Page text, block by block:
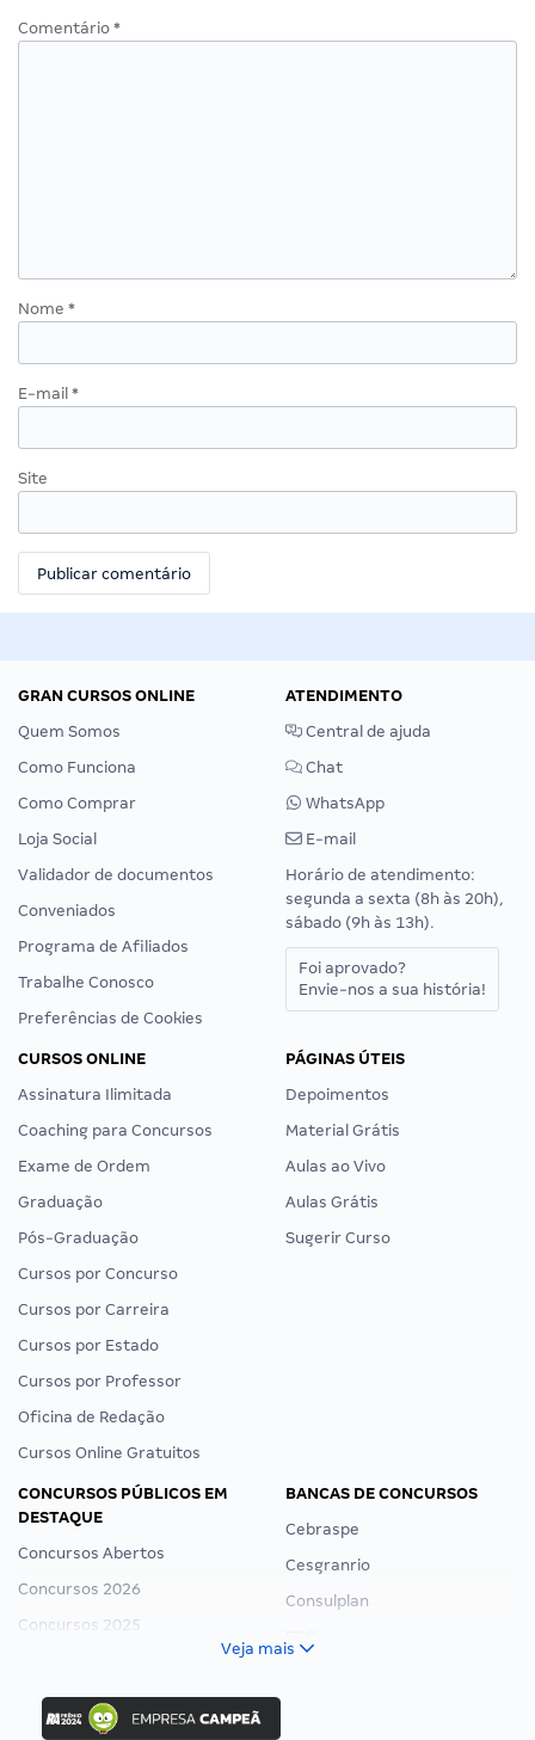
Comentário *
Nome *
E-mail *
Site
GRAN CURSOS ONLINE
Quem Somos
Como Funciona
Como Comprar
Loja Social
Validador de documentos
Conveniados
Programa de Afiliados
Trabalhe Conosco
Preferências de Cookies
ATENDIMENTO
Central de ajuda
Chat
WhatsApp
E-mail
Horário de atendimento:
segunda a sexta (8h às 20h),
sábado (9h às 13h).
Foi aprovado?
Envie-nos a sua história!
CURSOS ONLINE
Assinatura Ilimitada
Coaching para Concursos
Exame de Ordem
Graduação
Pós-Graduação
Cursos por Concurso
Cursos por Carreira
Cursos por Estado
Cursos por Professor
Oficina de Redação
Cursos Online Gratuitos
PÁGINAS ÚTEIS
Depoimentos
Material Grátis
Aulas ao Vivo
Aulas Grátis
Sugerir Curso
CONCURSOS PÚBLICOS EM
DESTAQUE
Concursos Abertos
Concursos 2026
Concursos 2025
Concurso Ibama
Concurso MPU
BANCAS DE CONCURSOS
Cebraspe
Cesgranrio
Consulplan
Veja mais